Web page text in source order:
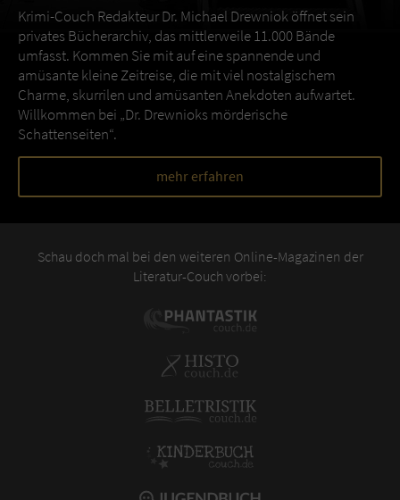
Krimi-Couch Redakteur Dr. Michael Drewniok öffnet sein
privates Bücherarchiv, das mittlerweile 11.000 Bände
umfasst. Kommen Sie mit auf eine spannende und
amüsante kleine Zeitreise, die mit viel nostalgischem
Charme, skurrilen und amüsanten Anekdoten aufwartet.
Willkommen bei „Dr. Drewnioks mörderische
Schattenseiten“.
mehr erfahren
Schau doch mal bei den weiteren Online-Magazinen der
Literatur-Couch vorbei: